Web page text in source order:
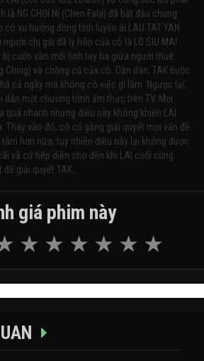
là NG CHOI NI (Chen Fala) đã bắt đầu chung
xu hướng đồng tính luyến ái LAU TAT YAN
chị gái đã ly hôn của cô là LO SIU MAI
bị cuốn vào mối tình tay ba giữa người thuê
Ching) và chồng cũ của cô. Dần dần, TAK buộc
cả ngày mà không có việc gì làm. Ngược lại,
dẫn một chương trình ẩm thực trên TV. Mọi
quá nhanh nhưng điều này không khiến LAI
Thay vào đó, cô cố gắng giải quyết mọi vấn đề
hơn nữa, tuy nhiên điều này lại không được
vã cứ tiếp diễn cho đến khi LAI cuối cùng
giải quyết TAK…
giá phim này